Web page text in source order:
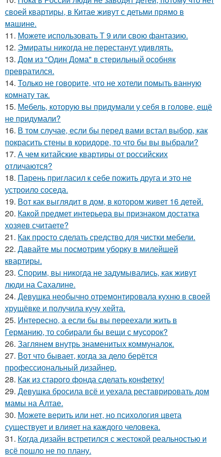
своей квартиры, в Китае живут с детьми прямо в
машине.
11. Можете использовать Т 9 или свою фантазию.
12. Эмираты никогда не перестанут удивлять.
13. Дом из "Один Дома" в стерильный особняк
превратился.
14. Только не говорите, что не хотели помыть ванную
комнату так.
15. Мебель, которую вы придумали у себя в голове, ещё
не придумали?
16. В том случае, если бы перед вами встал выбор, как
покрасить стены в коридоре, то что бы вы выбрали?
17. А чем китайские квартиры от российских
отличаются?
18. Парень пригласил к себе пожить друга и это не
устроило соседа.
19. Вот как выглядит в дом, в котором живет 16 детей.
20. Какой предмет интерьера вы признаком достатка
хозяев считаете?
21. Как просто сделать средство для чистки мебели.
22. Давайте мы посмотрим уборку в милейшей
квартиры.
23. Спорим, вы никогда не задумывались, как живут
люди на Сахалине.
24. Девушка необычно отремонтировала кухню в своей
хрущёвке и получила кучу хейта.
25. Интересно, а если бы вы переехали жить в
Германию, то собирали бы вещи с мусорок?
26. Заглянем внутрь знаменитых коммуналок.
27. Вот что бывает, когда за дело берётся
профессиональный дизайнер.
28. Как из старого фонда сделать конфетку!
29. Девушка бросила всё и уехала реставрировать дом
мамы на Алтае.
30. Можете верить или нет, но психология цвета
существует и влияет на каждого человека.
31. Когда дизайн встретился с жестокой реальностью и
всё пошло не по плану.